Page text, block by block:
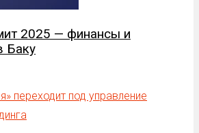
2025 — финансы и
Баку